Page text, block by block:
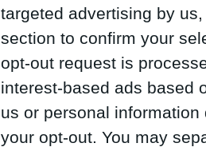
targeted advertising by
section to confirm your
opt-out request is
interest-based ads based
us or personal
your opt-out. You may